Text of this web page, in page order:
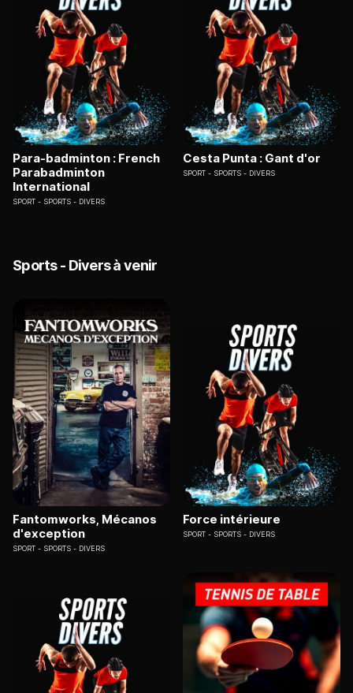
Para-badminton : French
Parabadminton
International
SPORT SPORTS - DIVERS
Cesta Punta : Gant d'or
SPORT SPORTS - DIVERS
Sports - Divers à venir
Fantomworks, Mécanos
d'exception
SPORT SPORTS - DIVERS
Force intérieure
SPORT SPORTS - DIVERS